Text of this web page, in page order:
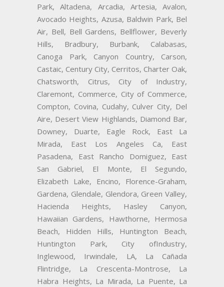
Park, Altadena, Arcadia, Artesia, Avalon,
Avocado Heights, Azusa, Baldwin Park, Bel
Air, Bell, Bell Gardens, Bellflower, Beverly
Hills, Bradbury, Burbank, Calabasas,
Canoga Park, Canyon Country, Carson,
Castaic, Century City, Cerritos, Charter Oak,
Chatsworth, Citrus, City of Industry,
Claremont, Commerce, City of Commerce,
Compton, Covina, Cudahy, Culver City, Del
Aire, Desert View Highlands, Diamond Bar,
Downey, Duarte, Eagle Rock, East La
Mirada, East Los Angeles Ca, East
Pasadena, East Rancho Domiguez, East
San Gabriel, El Monte, El Segundo,
Elizabeth Lake, Encino, Florence-Graham,
Gardena, Glendale, Glendora, Green Valley,
Hacienda Heights, Hasley Canyon,
Hawaiian Gardens, Hawthorne, Hermosa
Beach, Hidden Hills, Huntington Beach,
Huntington Park, City ofIndustry,
Inglewood, Irwindale, LA, La Cañada
Flintridge, La Crescenta-Montrose, La
Habra Heights, La Mirada, La Puente, La